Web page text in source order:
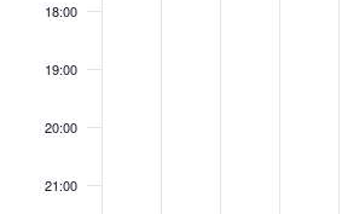
18:00
19:00
20:00
21:00